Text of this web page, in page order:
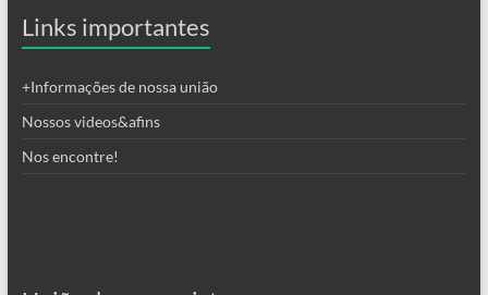
Links importantes
+Informações de nossa união
Nossos videos&afins
Nos encontre!